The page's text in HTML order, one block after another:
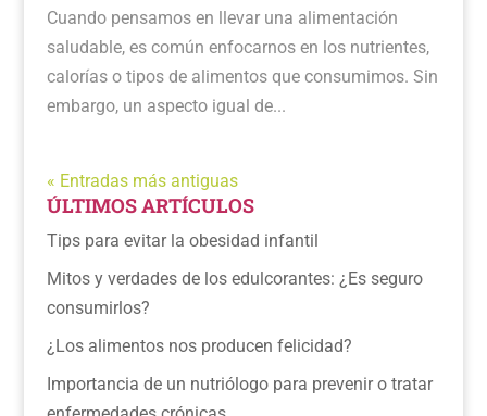
Cuando pensamos en llevar una alimentación
saludable, es común enfocarnos en los nutrientes,
calorías o tipos de alimentos que consumimos. Sin
embargo, un aspecto igual de...
« Entradas más antiguas
ÚLTIMOS ARTÍCULOS
Tips para evitar la obesidad infantil
Mitos y verdades de los edulcorantes: ¿Es seguro
consumirlos?
¿Los alimentos nos producen felicidad?
Importancia de un nutriólogo para prevenir o tratar